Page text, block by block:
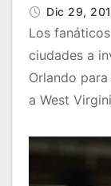
Dic 29,
Los
ciudades a
Orlando
a West